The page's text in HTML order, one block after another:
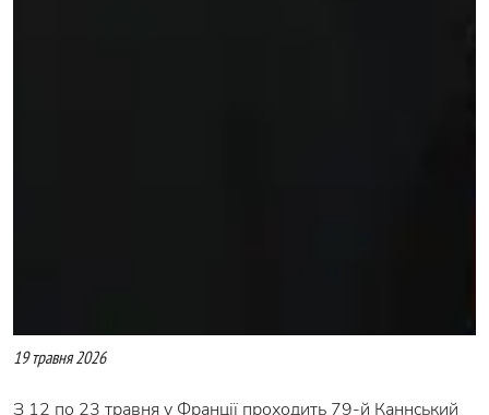
19 травня 2026
З 12 по 23 травня у Франції проходить 79-й Каннський